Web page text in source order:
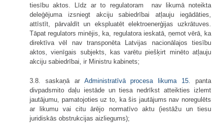
tiesību aktos. Līdz ar to regulatoram nav likumā noteikta
deleģējuma izsniegt akciju sabiedrībai atļauju iegādāties,
attīstīt, pārvaldīt un ekspluatēt elektroenerģijas uzkrātuves.
Tāpat regulators minējis, ka, regulatora ieskatā, ņemot vērā, ka
direktīva vēl nav transponēta Latvijas nacionālajos tiesību
aktos, vienīgais subjekts, kas varētu piešķirt minēto atļauju
akciju sabiedrībai, ir Ministru kabinets;
3.8. saskaņā ar Administratīvā procesa likuma 15.
panta
divpadsmito daļu iestāde un tiesa nedrīkst atteikties izlemt
jautājumu, pamatojoties uz to, ka šis jautājums nav noregulēts
ar likumu vai citu ārējo normatīvo aktu (iestāžu un tiesu
juridiskās obstrukcijas aizliegums);